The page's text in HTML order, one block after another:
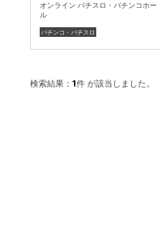
オンライン パチスロ・パチンコホー
ル
パチンコ・パチスロ
検索結果： 1件 が該当しました。